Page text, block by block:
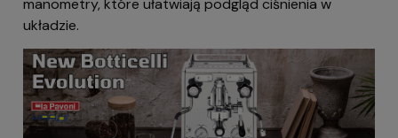
manometry, które ułatwiają podgląd ciśnienia w
układzie.